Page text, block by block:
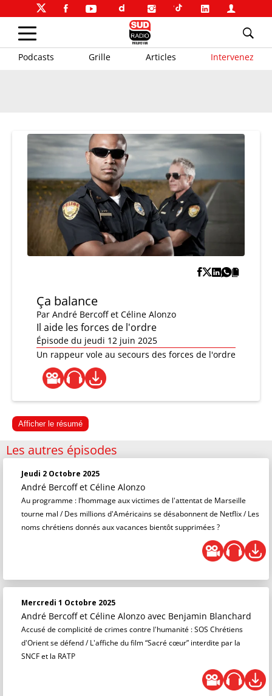
Podcasts Grille Articles Intervenez
Ça balance
Par André Bercoff et Céline Alonzo
Il aide les forces de l'ordre
Épisode du jeudi 12 juin 2025
Un rappeur vole au secours des forces de l'ordre
Afficher le résumé
Les autres épisodes
Jeudi 2 Octobre 2025
André Bercoff et Céline Alonzo
Au programme : l’hommage aux victimes de l'attentat de Marseille
tourne mal / Des millions d'Américains se désabonnent de Netflix / Les
noms chrétiens donnés aux vacances bientôt supprimées ?
Mercredi 1 Octobre 2025
André Bercoff et Céline Alonzo avec Benjamin Blanchard
Accusé de complicité de crimes contre l'humanité : SOS Chrétiens
d'Orient se défend / L'affiche du film “Sacré cœur” interdite par la
SNCF et la RATP